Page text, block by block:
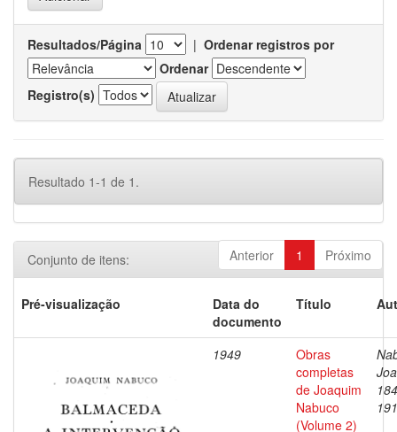
Resultados/Página | Ordenar registros por
Ordenar
Registro(s)
Resultado 1-1 de 1.
Anterior 1 Próximo
Conjunto de itens:
Pré-visualização
Data do
documento
Título
1949
Obras
completas
de Joaquim
Nabuco
(Volume 2)